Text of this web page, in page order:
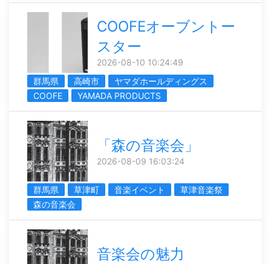
COOFEオーブントー
スター
2026-08-10 10:24:49
群馬県
高崎市
ヤマダホールディングス
COOFE
YAMADA PRODUCTS
「森の音楽会」
2026-08-09 16:03:24
群馬県 草津町 音楽イベント
草津音楽祭
森の音楽会
音楽会の魅力